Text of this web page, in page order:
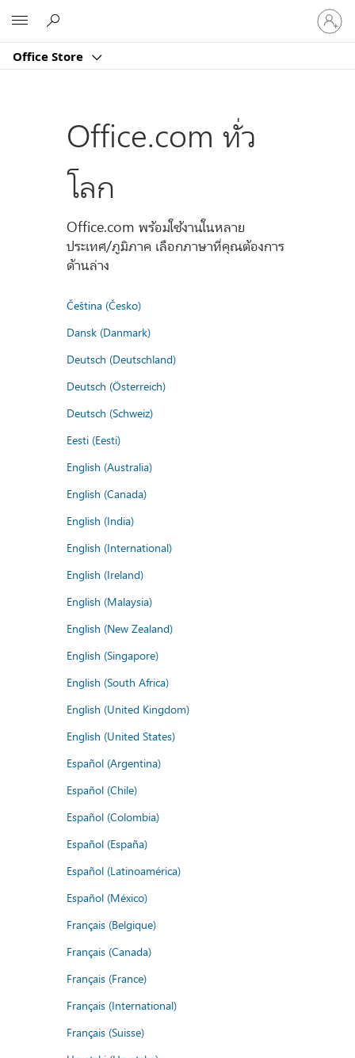
Office Store
ลงชื่อ
เข้า
บัญชี
Office.com ทั่ว
โลก
Office.com พร้อมใช้งานในหลาย
ประเทศ/ภูมิภาค เลือกภาษาที่คุณต้องการ
ด้านล่าง
Čeština (Česko)
Dansk (Danmark)
Deutsch (Deutschland)
Deutsch (Österreich)
Deutsch (Schweiz)
Eesti (Eesti)
English (Australia)
English (Canada)
English (India)
English (International)
English (Ireland)
English (Malaysia)
English (New Zealand)
English (Singapore)
English (South Africa)
English (United Kingdom)
English (United States)
Español (Argentina)
Español (Chile)
Español (Colombia)
Español (España)
Español (Latinoamérica)
Español (México)
Français (Belgique)
Français (Canada)
Français (France)
Français (International)
Français (Suisse)